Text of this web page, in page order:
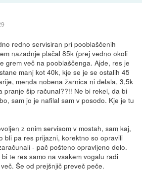
redno servisiran pri pooblaščenih
nazadnje plačal 85k (prej vedno okoli
grem več na pooblaščenga. Ajde, res je
manj kot 40k, kje se je se ostalih 45
menda nobena žarnica ni delala, 3,5k
pranje šip računal??!! Ne bi rekel, da bi
sam jo je nafilal sam v posodo. Kje je tu
z onim servisom v mostah, sam kaj,
bli pa res prijazni, korektno so opravili
- pač pošteno opravljeno delo.
te res samo na vsakem vogalu radi
Še od prejšnjič preveč peče.